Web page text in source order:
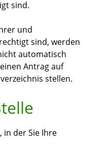
sind.
und
sind, werden
automatisch
Antrag auf
stellen.
in der Sie Ihre